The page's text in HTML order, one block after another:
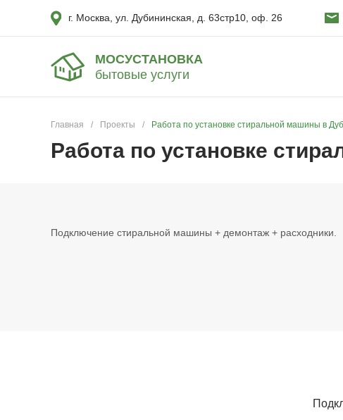
г. Москва, ул. Дубининская, д. 63стр10, оф. 26
МОСУСТАНОВКА
бытовые услуги
Главная / Проекты / Работа по установке стиральной машины в
Работа по установке
Подключение стиральной машины + демонтаж + расходники.